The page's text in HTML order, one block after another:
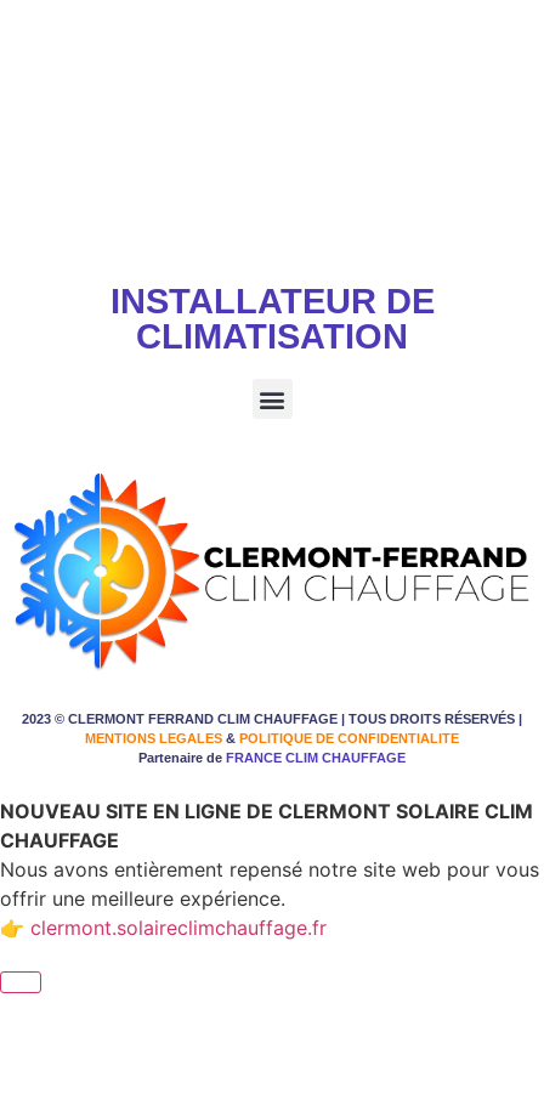
INSTALLATEUR DE
CLIMATISATION
2023 © CLERMONT FERRAND CLIM CHAUFFAGE | TOUS DROITS RÉSERVÉS |
MENTIONS LEGALES & POLITIQUE DE CONFIDENTIALITE
Partenaire de FRANCE CLIM CHAUFFAGE
NOUVEAU SITE EN LIGNE DE CLERMONT SOLAIRE CLIM
CHAUFFAGE
Nous avons entièrement repensé notre site web pour vous
offrir une meilleure expérience.
👉 clermont.solaireclimchauffage.fr